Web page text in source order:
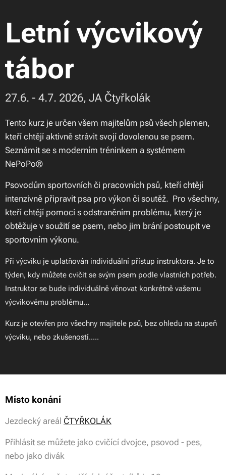
Letní výcvikový
tábor
27.6. - 4.7. 2026, JA Čtyřkolák
Tento kurz je určen všem majitelům psů všech plemen,
kteří chtějí aktivně strávit svojí dovolenou se psem.
Seznámit se s moderním tréninkem a systémem
NePoPo®
Psovodům sportovních či pracovních psů, kteří chtějí
intenzivně připravit psa pro výkon či soutěž. Pro všechny,
kteří chtějí pomoci s odstraněním problému, který je
obtěžuje v soužití se psem, nebo jim brání postoupit ve
sportovním výkonu.
Při výcviku je uplatňován individuální přístup instruktora. Je to
týden, kdy můžete cvičit se svým psem podle vlastních potřeb.
Instruktor se bude individuálně věnovat konkrétně vašemu
výcvikovému problému...
Kurz je otevřen pro všechny majitele psů, bez ohledu na stupeň
výcviku, nebo zkušeností.....
Místo konání
Jezdecký areál ČTYŘKOLÁK
Přihlásit se můžete jako cvičící dvojce, psovod - pes,
nebo jako divák